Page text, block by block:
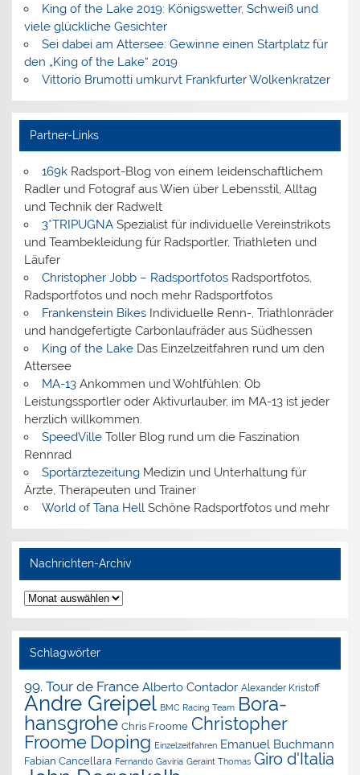
King of the Lake 2019: Königswetter, Schweiß und
viele glückliche Gesichter
Sei dabei am Attersee: Gewinne einen Startplatz für
den „King of the Lake“ 2019
Vittorio Brumotti umkurvt Frankfurter Wolkenkratzer
Partner-Links
169kRadsport-Blog von einem leidenschaftlichem
Radler und Fotograf aus Wien über Lebensstil, Alltag
und Technik der Radwelt
3*TRIPUGNASpezialist für individuelle Vereinstrikots
und Teambekleidung für Radsportler, Triathleten und
Läufer
Christopher Jobb – RadsportfotosRadsportfotos,
Radsportfotos und noch mehr Radsportfotos
Frankenstein BikesIndividuelle Renn-, Triathlonräder
und handgefertigte Carbonlaufräder aus Südhessen
King of the LakeDas Einzelzeitfahren rund um den
Attersee
MA-13Ankommen und Wohlfühlen: Ob
Leistungssportler oder Aktivurlauber, im MA-13 ist jeder
herzlich willkommen.
SpeedVilleToller Blog rund um die Faszination
Rennrad
SportärztezeitungMedizin und Unterhaltung für
Ärzte, Therapeuten und Trainer
World of Tana HellSchöne Radsportfotos und mehr
Nachrichten-Archiv
Nachrichten-
Archiv
Schlagwörter
99. Tour de France Alberto Contador Alexander Kristoff
Andre Greipel BMC Racing Team Bora-
hansgrohe Chris Froome Christopher
Froome Doping Einzelzeitfahren Emanuel Buchmann
Fabian Cancellara Fernando Gaviria Geraint Thomas Giro d'Italia